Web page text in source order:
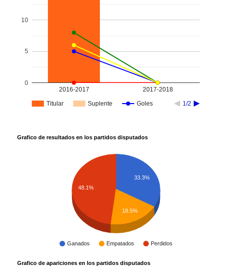
Titular Suplente Goles 1/2
2016-2017 2017-2018
0
5
10
Grafico de resultados en los partidos disputados
Ganados Empatados Perdidos
33.3%
48.1%
18.5%
Grafico de apariciones en los partidos disputados